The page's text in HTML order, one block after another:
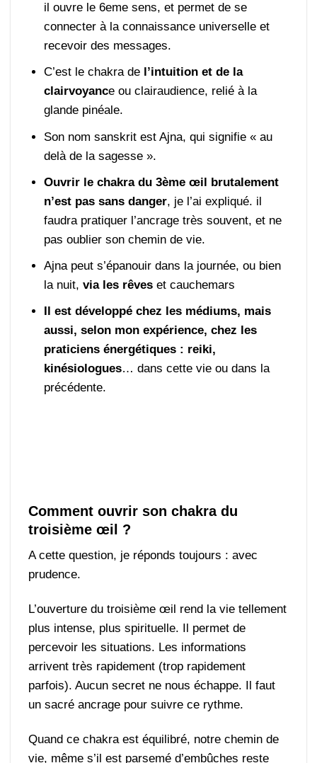
il ouvre le 6eme sens, et permet de se
connecter à la connaissance universelle et
recevoir des messages.
C’est le chakra de l’intuition et de la
clairvoyance ou clairaudience, relié à la
glande pinéale.
Son nom sanskrit est Ajna, qui signifie « au
delà de la sagesse ».
Ouvrir le chakra du 3ème œil brutalement
n’est pas sans danger, je l’ai expliqué. il
faudra pratiquer l’ancrage très souvent, et ne
pas oublier son chemin de vie.
Ajna peut s’épanouir dans la journée, ou bien
la nuit,via les rêves et cauchemars
Il est développé chez les médiums, mais
aussi, selon mon expérience, chez les
praticiens énergétiques : reiki,
kinésiologues… dans cette vie ou dans la
précédente.
Comment ouvrir son chakra du
troisième œil ?
A cette question, je réponds toujours : avec
prudence.
L’ouverture du troisième œil rend la vie tellement
plus intense, plus spirituelle. Il permet de
percevoir les situations. Les informations
arrivent très rapidement (trop rapidement
parfois). Aucun secret ne nous échappe. Il faut
un sacré ancrage pour suivre ce rythme.
Quand ce chakra est équilibré, notre chemin de
vie, même s’il est parsemé d’embûches reste